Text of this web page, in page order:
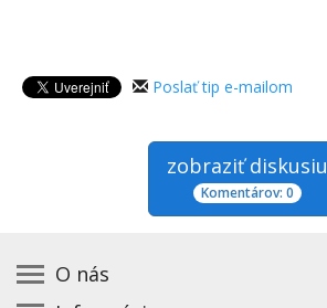
Poslať tip e-mailom
zobraziť diskusiu
Komentárov: 0
O nás